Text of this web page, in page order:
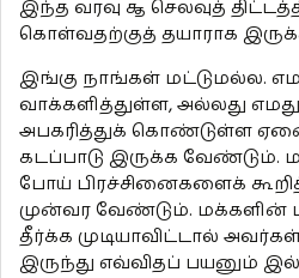
இந்த வரவு ௲ செலவுத்
கொள்வதற்குத் தயாராக
இங்கு நாங்கள் மட்டுமல்ல.
வாக்களித்துள்ள, அல்லது
அபகரித்துக் கொண்டுள்ள
கடப்பாடு இருக்க வேண்டும்.
போய் பிரச்சினைகளைக்
முன்வர வேண்டும். மக்களின்
தீர்க்க முடியாவிட்டால்
இருந்து எவ்விதப் பயனும்